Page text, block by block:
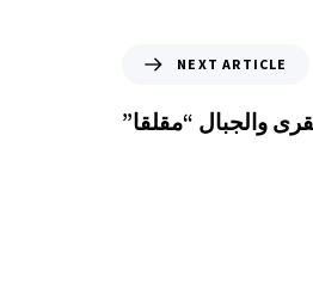
NEXT ARTICLE
والجبال “مقلقا”